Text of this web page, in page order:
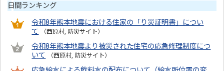
日間ランキング
令和8年熊本地震における住家の「り災証明書」につい
て
（西原村, 防災サイト）
令和8年熊本地震より被災された住宅の応急修理制度につ
いて
（西原村, 防災サイト）